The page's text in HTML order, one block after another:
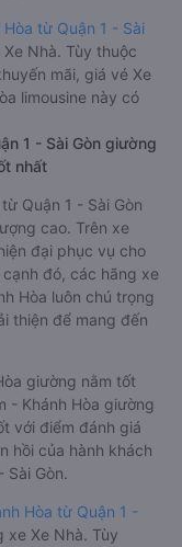
từ Quận 1 - Sài
Nhà. Tùy thuộc
mãi, giá vé Xe
limousine này có
1 - Sài Gòn giường
nhất
Quận 1 - Sài Gòn
cao. Trên xe
đại phục vụ cho
đó, các hãng xe
Hòa luôn chú trọng
thiện để mang đến
giường nằm tốt
- Khánh Hòa giường
với điểm đánh giá
hồi của hành khách
Sài Gòn.
Hòa từ Quận 1 -
xe Xe Nhà. Tùy